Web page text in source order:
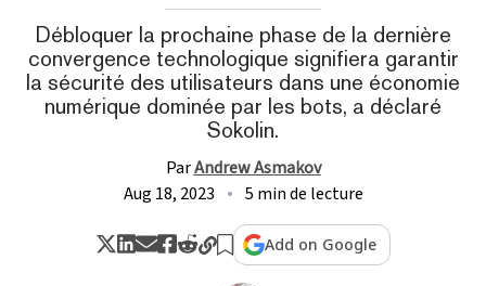
Débloquer la prochaine phase de la dernière
convergence technologique signifiera garantir
la sécurité des utilisateurs dans une économie
numérique dominée par les bots, a déclaré
Sokolin.
ParAndrew Asmakov
Aug 18, 2023
5 min de lecture
Add on Google